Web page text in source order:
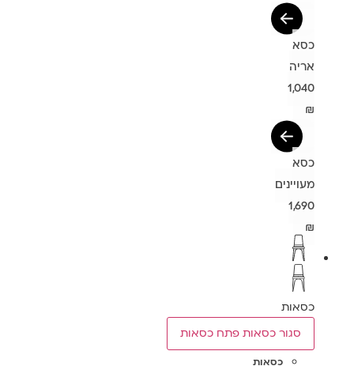
כסא
אריה
1,040
₪
כסא
מעויינים
1,690
₪
כסאות
סגור כסאות פתח כסאות
כסאות